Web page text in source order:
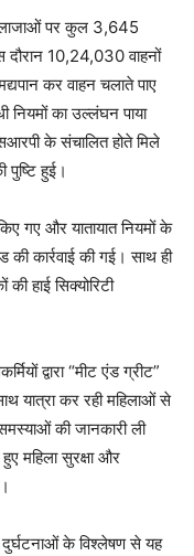
पर कुल 3,645
दौरान 10,24,030 वाहनों
कर वाहन चलाते पाए
का उल्लंघन पाया
के संचालित होते मिले
पुष्टि हुई।
गए और यातायात नियमों के
कार्रवाई की गई। साथ ही
हाई सिक्योरिटी
द्वारा “मीट एंड ग्रीट”
यात्रा कर रही महिलाओं से
की जानकारी ली
महिला सुरक्षा और
दुर्घटनाओं के विश्लेषण से यह